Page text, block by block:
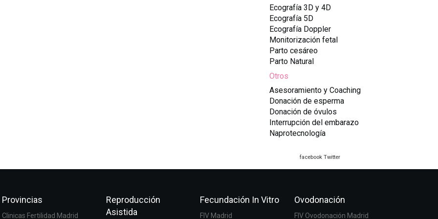
Ecografía 3D y 4D
Ecografía 5D
Ecografía Doppler
Monitorización fetal
Parto cesáreo
Parto Natural
Otros
Asesoramiento y Coaching
Donación de esperma
Donación de óvulos
Interrupción del embarazo
Naprotecnología
facebook Twitter
Provincias
Clinicas Fertilidad Madrid
Reproducción
Asistida
Fecundación In Vitro
FIV Madrid
Ovodonación
FIV Ovodonación Madrid